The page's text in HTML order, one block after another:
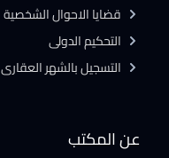
عن المكتب
قضايا الاحوال الشخصية
التحكيم الدولى
التسجيل بالشهر العقارى